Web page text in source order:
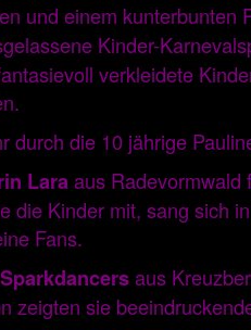
und einem kunterbunten
Kinder-
verkleidete
durch die 10 jährige
Laraaus
die Kinder mit, sang sich
Fans.
Sparkdancersaus
zeigten sie